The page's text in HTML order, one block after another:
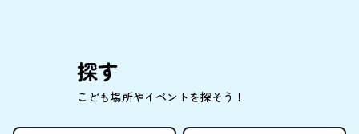
探す
こども場所やイベントを探そう！